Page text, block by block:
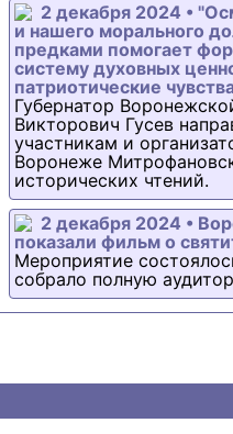
2 декабря 2024 •
и нашего морального
предками помогает
систему духовных
патриотические
Губернатор
Викторович Гусев
участникам и
Воронеже
исторических чтений.
2 декабря 2024 •
показали фильм о
Мероприятие
собрало полную